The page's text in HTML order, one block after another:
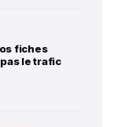
fiches
le trafic